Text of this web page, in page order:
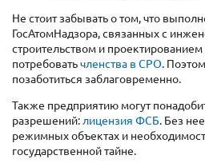
Не стоит забывать о том, что
ГосАтомНадзора, связанных с
строительством и
потребоватьчленства в СРО.
позаботиться заблаговременно.
Также предприятию могут
разрешений:лицензия ФСБ. Без
режимных объектах и
государственной тайне.